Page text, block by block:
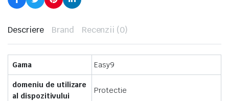
Descriere Brand Recenzii (0)
Gama Easy9
domeniu de utilizare
al dispozitivului
Protectie